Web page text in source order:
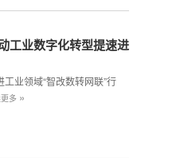
工业数字化转型提速进
业领域“智改数转网联”行
多 »